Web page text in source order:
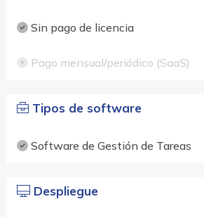
Sin pago de licencia
Pago mensual/periódico (SaaS)
Tipos de software
Software de Gestión de Tareas
Despliegue